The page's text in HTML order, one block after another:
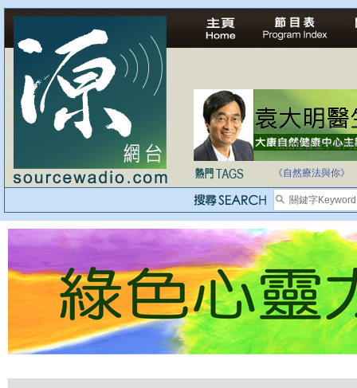
自家教育合法化-
《自然療法與你》